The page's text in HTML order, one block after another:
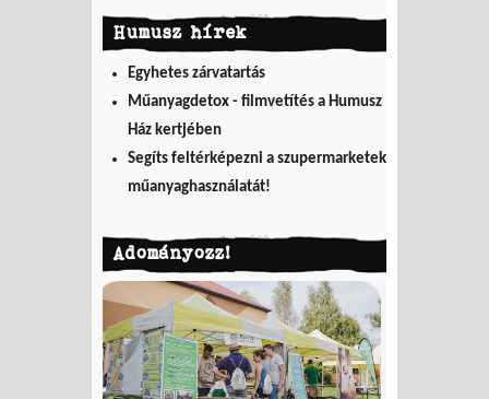
Humusz hírek
Egyhetes zárvatartás
Műanyagdetox - filmvetítés a Humusz
Ház kertjében
Segíts feltérképezni a szupermarketek
műanyaghasználatát!
Adományozz!